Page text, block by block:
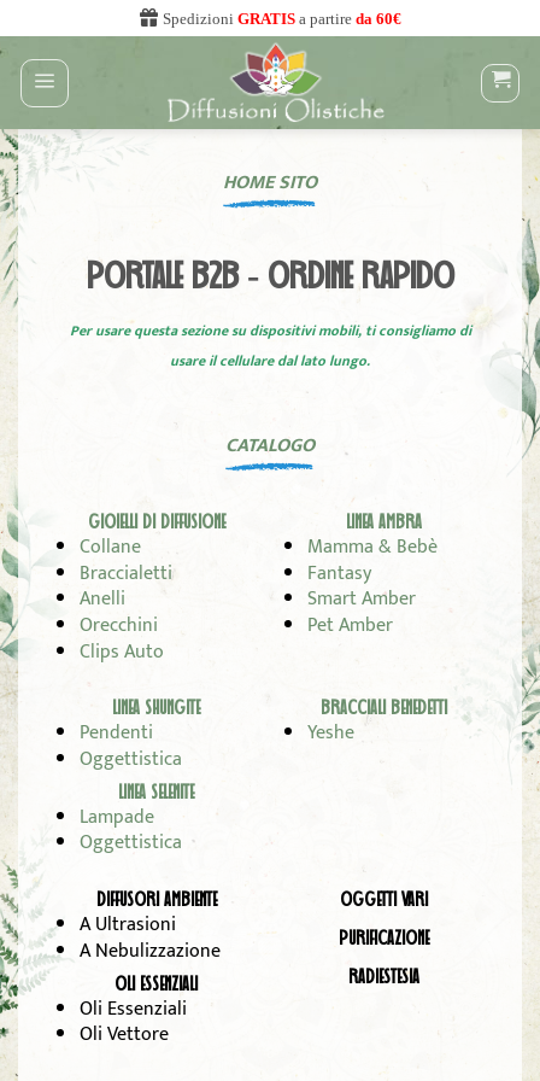
ai
contenuti
Spedizioni GRATIS a partire da 60€
HOME SITO
PORTALE B2B - ORDINE RAPIDO
Per usare questa sezione su dispositivi mobili, ti consigliamo di
usare il cellulare dal lato lungo.
CATALOGO
GIOIELLI DI DIFFUSIONE
Collane
Braccialetti
Anelli
Orecchini
Clips Auto
LINEA AMBRA
Mamma & Bebè
Fantasy
Smart Amber
Pet Amber
LINEA SHUNGITE
Pendenti
Oggettistica
LINEA SELENITE
Lampade
Oggettistica
BRACCIALI BENEDETTI
Yeshe
DIFFUSORI AMBIENTE
A Ultrasioni
A Nebulizzazione
OLI ESSENZIALI
Oli Essenziali
Oli Vettore
OGGETTI VARI
PURIFICAZIONE
RADIESTESIA